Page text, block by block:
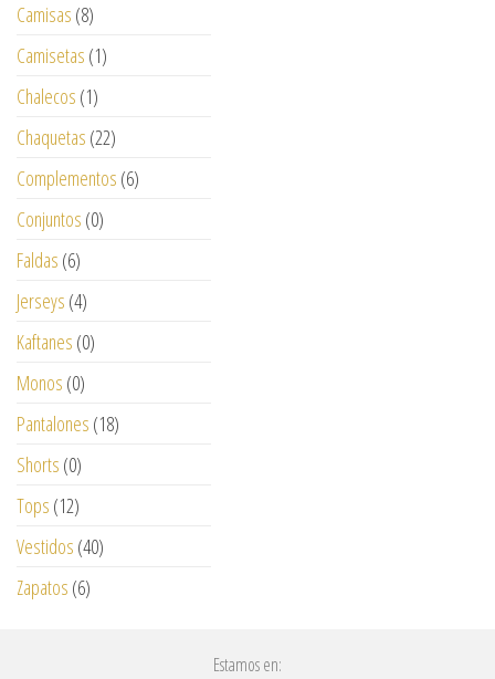
Camisas (8)
Camisetas (1)
Chalecos (1)
Chaquetas (22)
Complementos (6)
Conjuntos (0)
Faldas (6)
Jerseys (4)
Kaftanes (0)
Monos (0)
Pantalones (18)
Shorts (0)
Tops (12)
Vestidos (40)
Zapatos (6)
Estamos en: